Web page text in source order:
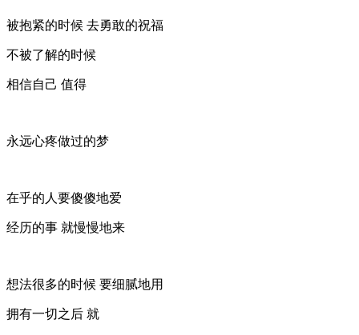
被抱紧的时候 去勇敢的祝福
不被了解的时候
相信自己 值得
永远心疼做过的梦
在乎的人要傻傻地爱
经历的事 就慢慢地来
想法很多的时候 要细腻地用
拥有一切之后 就